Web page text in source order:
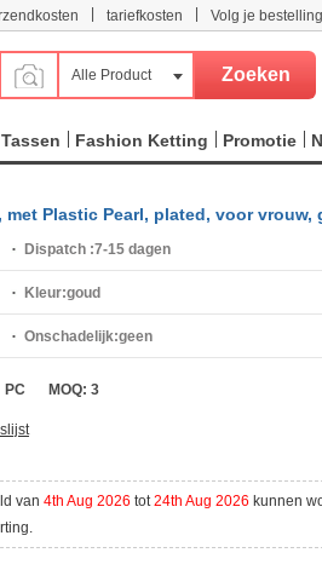
tariefkosten Volg je bestelling
Alle Product
Fashion Ketting Promotie
Plastic Pearl, plated, voor vrouw,
Dispatch :7-15 dagen
Kleur:goud
Onschadelijk:geen
PC MOQ: 3
van 4th Aug 2026 tot24th Aug 2026 kunnen